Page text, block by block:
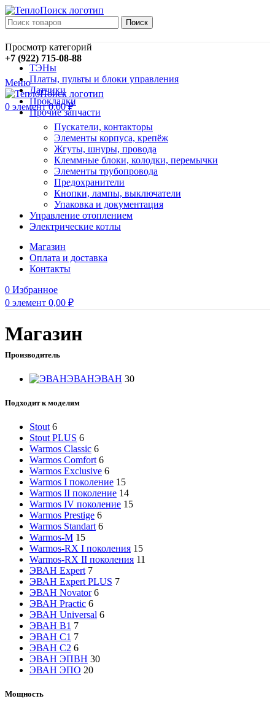
Поиск
+7 (922) 715-08-88
Меню
0 элемент 0,00₽
Просмотр категорий
ТЭНы
Платы, пульты и блоки управления
Датчики
Прокладки
Прочие запчасти
Пускатели, контакторы
Элементы корпуса, крепёж
Жгуты, шнуры, провода
Клеммные блоки, колодки, перемычки
Элементы трубопровода
Предохранители
Кнопки, лампы, выключатели
Упаковка и документация
Управление отоплением
Электрические котлы
Магазин
Оплата и доставка
Контакты
0 Избранное
0 элемент 0,00 ₽
Магазин
Производитель
ЭВАНЭВАН 30
Подходит к моделям
Stout 6
Stout PLUS 6
Warmos Classic 6
Warmos Comfort 6
Warmos Exclusive 6
Warmos I поколение 15
Warmos II поколение 14
Warmos IV поколение 15
Warmos Prestige 6
Warmos Standart 6
Warmos-M 15
Warmos-RX I поколения 15
Warmos-RX II поколения 11
ЭВАН Expert 7
ЭВАН Expert PLUS 7
ЭВАН Novator 6
ЭВАН Practic 6
ЭВАН Universal 6
ЭВАН В1 7
ЭВАН С1 7
ЭВАН С2 6
ЭВАН ЭПВН 30
ЭВАН ЭПО 20
Мощность